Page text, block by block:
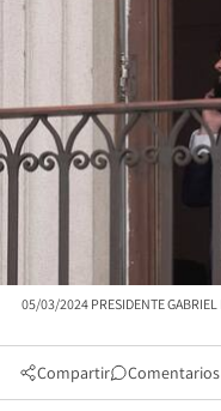
05/03/2024 PRESIDENTE GABRIEL
Compartir Comentarios